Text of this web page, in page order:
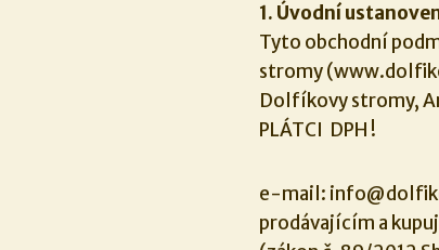
1. Úvodní
Tyto obchodní
stromy
Dolfíkovy stromy,
PLÁTCI DPH !
e-mail:
prodávajícím a